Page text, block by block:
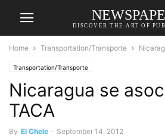
DISCOVER THE ART OF
Home Transportation/Transporte
Transportation/Transporte
Nicaragua se
TACA
By El Chele - September 14, 2012